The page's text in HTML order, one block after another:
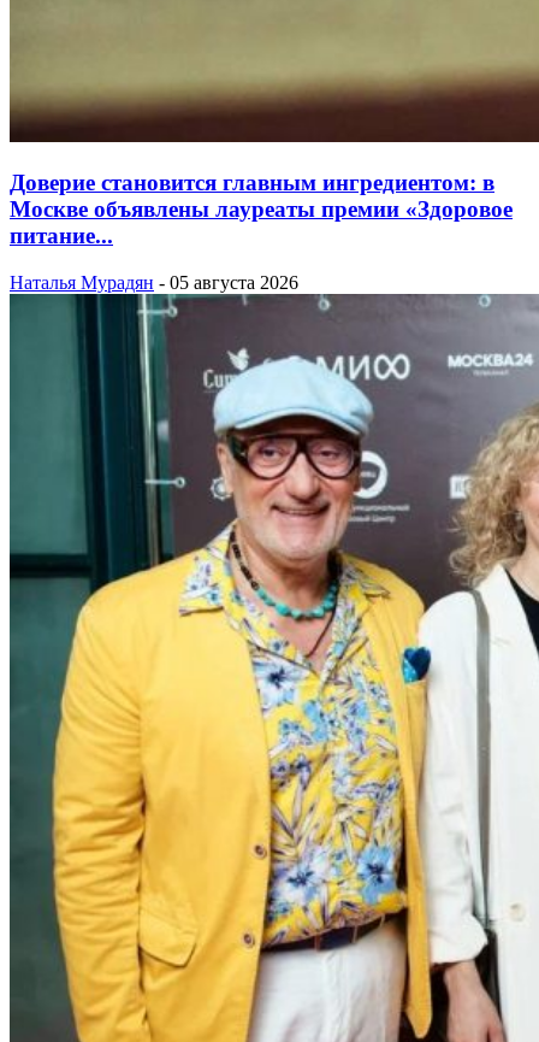
Доверие становится главным ингредиентом: в
Москве объявлены лауреаты премии «Здоровое
питание...
Наталья Мурадян - 05 августа 2026